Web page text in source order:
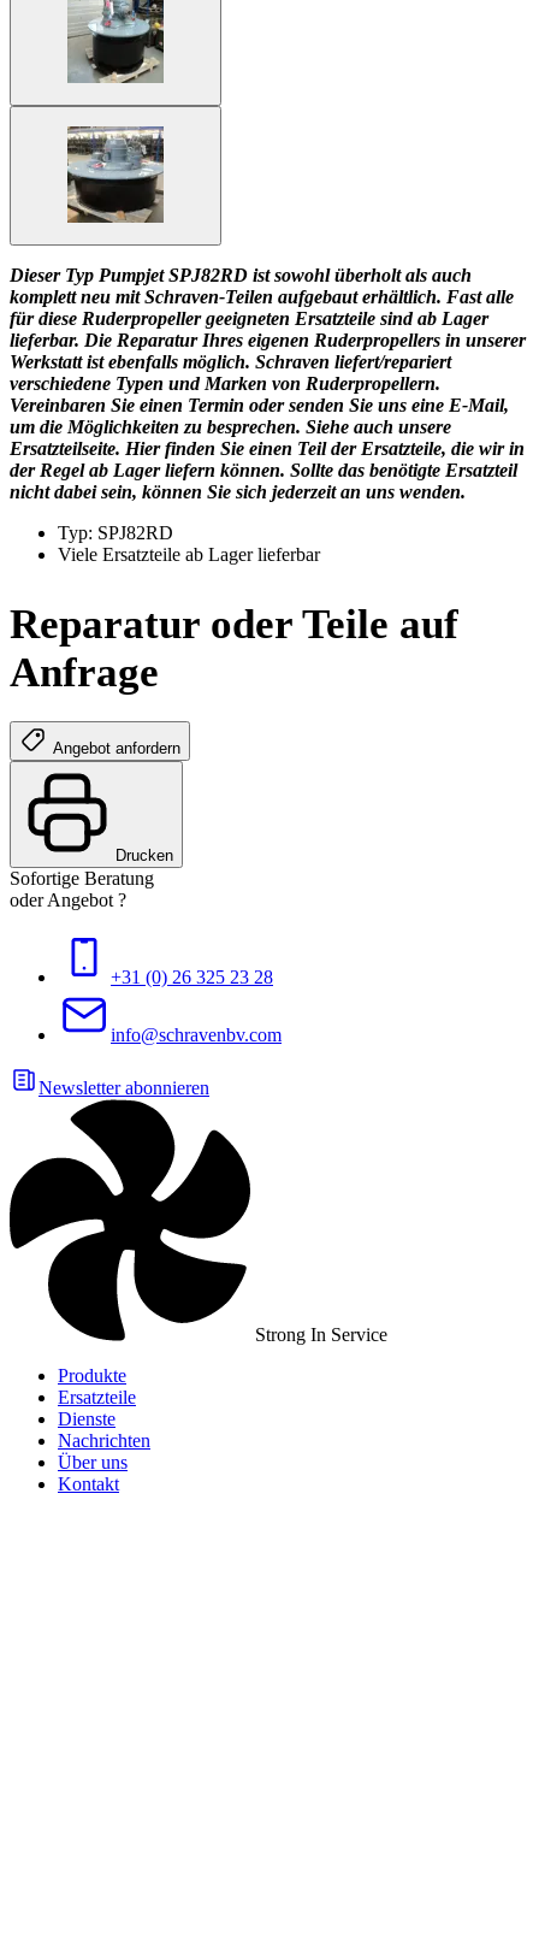
Dieser Typ Pumpjet SPJ82RD ist sowohl überholt als auch
komplett neu mit Schraven-Teilen aufgebaut erhältlich. Fast alle
für diese Ruderpropeller geeigneten Ersatzteile sind ab Lager
lieferbar. Die Reparatur Ihres eigenen Ruderpropellers in unserer
Werkstatt ist ebenfalls möglich. Schraven liefert/repariert
verschiedene Typen und Marken von Ruderpropellern.
Vereinbaren Sie einen Termin oder senden Sie uns eine E-Mail,
um die Möglichkeiten zu besprechen. Siehe auch unsere
Ersatzteilseite. Hier finden Sie einen Teil der Ersatzteile, die wir in
der Regel ab Lager liefern können. Sollte das benötigte Ersatzteil
nicht dabei sein, können Sie sich jederzeit an uns wenden.
Typ: SPJ82RD
Viele Ersatzteile ab Lager lieferbar
Reparatur oder Teile auf
Anfrage
Angebot anfordern
Drucken
Sofortige Beratung
oder Angebot ?
+31 (0) 26 325 23 28
info@schravenbv.com
Newsletter abonnieren
Strong In Service
Produkte
Ersatzteile
Dienste
Nachrichten
Über uns
Kontakt